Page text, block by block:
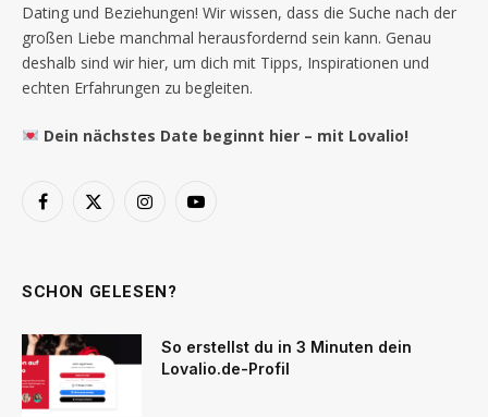
Dating und Beziehungen! Wir wissen, dass die Suche nach der
großen Liebe manchmal herausfordernd sein kann. Genau
deshalb sind wir hier, um dich mit Tipps, Inspirationen und
echten Erfahrungen zu begleiten.
Dein nächstes Date beginnt hier – mit Lovalio!
Facebook
X
InstagramYouTube
SCHON GELESEN?
So erstellst du in 3 Minuten dein
Lovalio.de-Profil